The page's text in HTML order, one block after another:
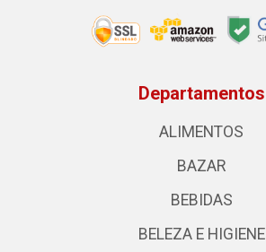
Departamentos
ALIMENTOS
BAZAR
BEBIDAS
BELEZA E HIGIENE